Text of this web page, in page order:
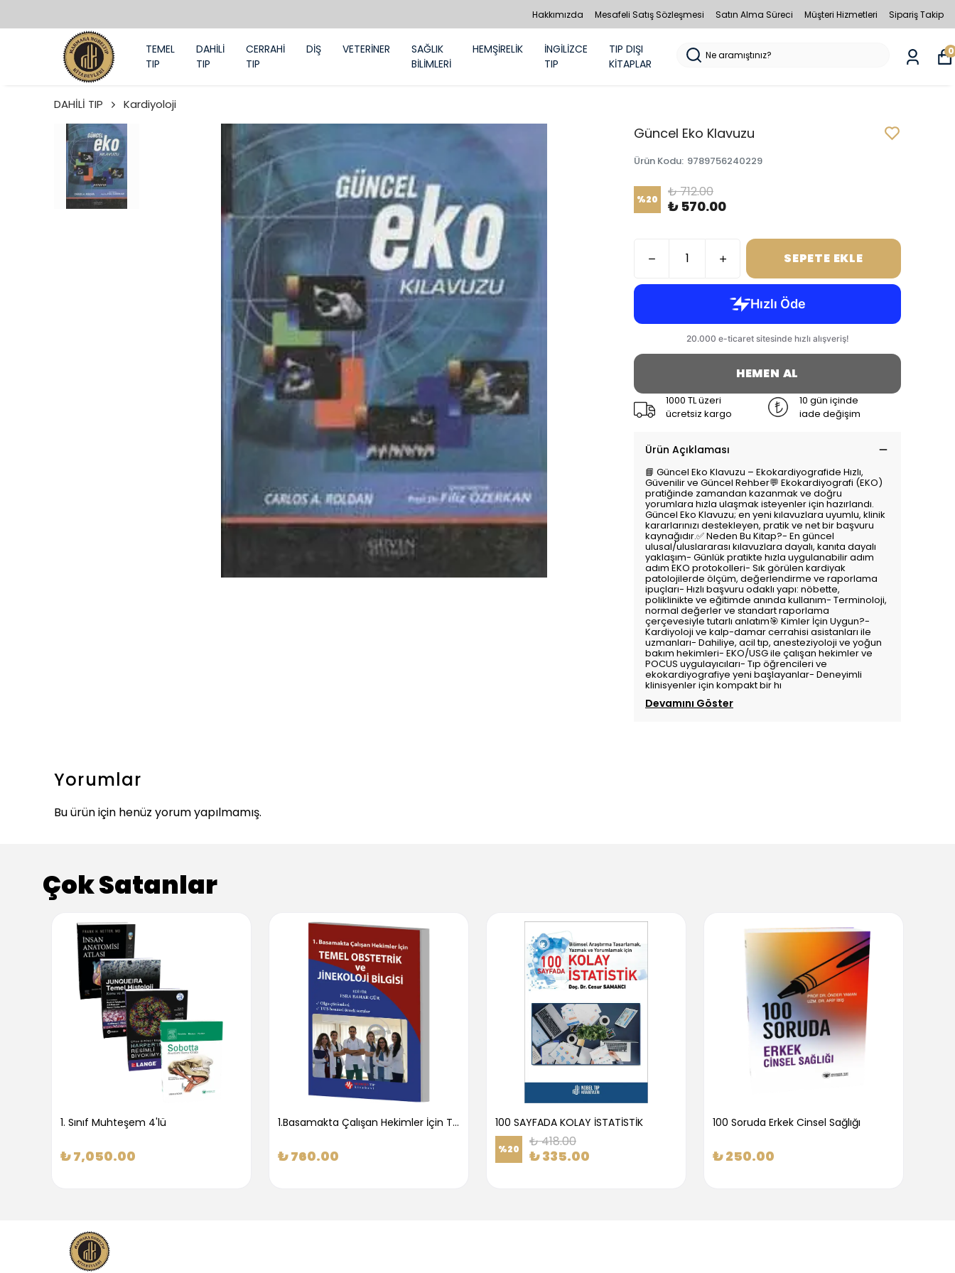
Hakkımızda Mesafeli Satış Sözleşmesi Satın Alma Süreci Müşteri Hizmetleri Sipariş Takip
TEMEL
TIP
DAHİLİ
TIP
CERRAHİ
TIP
DİŞ VETERİNER
SAĞLIK
BİLİMLERİ
HEMŞİRELİK
İNGİLİZCE
TIP
TIP DIŞI
KİTAPLAR
0
DAHİLİ TIP Kardiyoloji
Güncel Eko Klavuzu
Ürün Kodu: 9789756240229
%20 ₺ 712.00
₺ 570.00
SEPETE EKLE
HEMEN AL
1000 TL üzeri
ücretsiz kargo
10 gün içinde
iade değişim
Ürün Açıklaması
📘 Güncel Eko Klavuzu – Ekokardiyografide Hızlı,
Güvenilir ve Güncel Rehber💬 Ekokardiyografi (EKO)
pratiğinde zamandan kazanmak ve doğru
yorumlara hızla ulaşmak isteyenler için hazırlandı.
Güncel Eko Klavuzu; en yeni kılavuzlara uyumlu, klinik
kararlarınızı destekleyen, pratik ve net bir başvuru
kaynağıdır.✅ Neden Bu Kitap?- En güncel
ulusal/uluslararası kılavuzlara dayalı, kanıta dayalı
yaklaşım- Günlük pratikte hızla uygulanabilir adım
adım EKO protokolleri- Sık görülen kardiyak
patolojilerde ölçüm, değerlendirme ve raporlama
ipuçları- Hızlı başvuru odaklı yapı: nöbette,
poliklinikte ve eğitimde anında kullanım- Terminoloji,
normal değerler ve standart raporlama
çerçevesiyle tutarlı anlatım🎯 Kimler İçin Uygun?-
Kardiyoloji ve kalp-damar cerrahisi asistanları ile
uzmanları- Dahiliye, acil tıp, anesteziyoloji ve yoğun
bakım hekimleri- EKO/USG ile çalışan hekimler ve
POCUS uygulayıcıları- Tıp öğrencileri ve
ekokardiyografiye yeni başlayanlar- Deneyimli
klinisyenler için kompakt bir hı
Devamını Göster
Yorumlar
Bu ürün için henüz yorum yapılmamış.
Çok Satanlar
1. Sınıf Muhteşem 4'lü
₺ 7,050.00
1.Basamakta Çalışan Hekimler İçin Temel Obstetrik Ve Jinekoloji Bilgisi
₺ 760.00
100 SAYFADA KOLAY İSTATİSTİK
%20 ₺ 418.00
₺ 335.00
100 Soruda Erkek Cinsel Sağlığı
₺ 250.00